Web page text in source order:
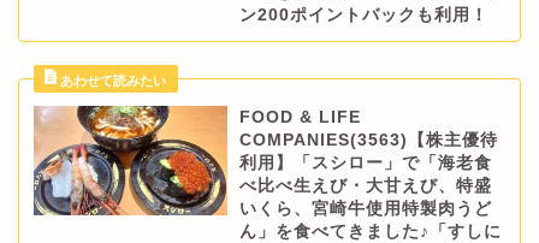
ン200ポイントバックも利用！
FOOD & LIFE
COMPANIES(3563)【株主優待
利用】「スシロー」で「海老食
べ比べ生えび・大甘えび、特盛
いくら、宮崎牛使用特製肉うど
ん」を食べてきました♪「すしに